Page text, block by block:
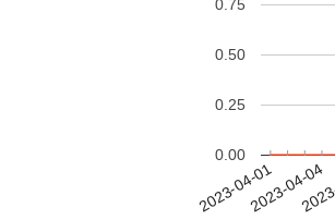
2023-04-012023-04-04
0.00
0.25
0.50
0.75